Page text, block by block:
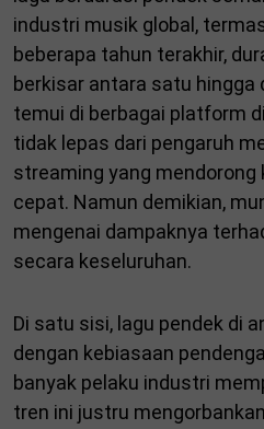
industri musik global,
beberapa tahun terakhir,
berkisar antara satu hingga
temui di berbagai platform
tidak lepas dari pengaruh
streaming yang
cepat. Namun demikian,
mengenai dampaknya
secara keseluruhan.
Di satu sisi, lagu pendek di
dengan kebiasaan
banyak pelaku industri
tren ini justru